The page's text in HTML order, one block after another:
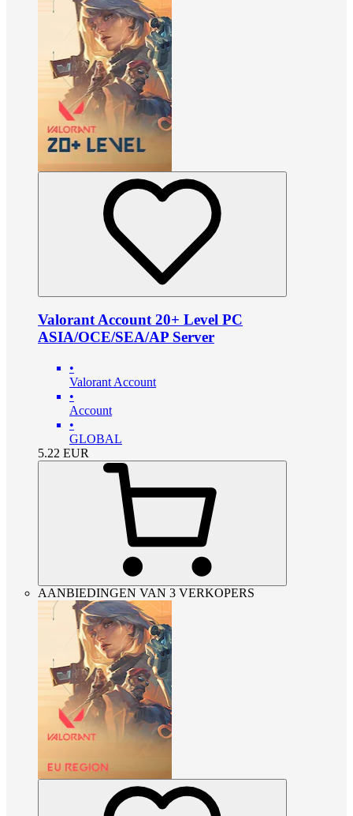
Valorant Account 20+ Level PC
ASIA/OCE/SEA/AP Server
•
Valorant Account
•
Account
•
GLOBAL
5.22 EUR
AANBIEDINGEN VAN 3 VERKOPERS